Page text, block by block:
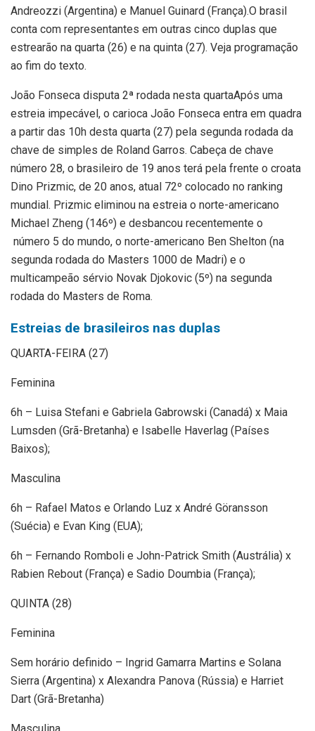
Andreozzi (Argentina) e Manuel Guinard (França).O brasil
conta com representantes em outras cinco duplas que
estrearão na quarta (26) e na quinta (27). Veja programação
ao fim do texto.
João Fonseca disputa 2ª rodada nesta quartaApós uma
estreia impecável, o carioca João Fonseca entra em quadra
a partir das 10h desta quarta (27) pela segunda rodada da
chave de simples de Roland Garros. Cabeça de chave
número 28, o brasileiro de 19 anos terá pela frente o croata
Dino Prizmic, de 20 anos, atual 72º colocado no ranking
mundial. Prizmic eliminou na estreia o norte-americano
Michael Zheng (146º) e desbancou recentemente o
número 5 do mundo, o norte-americano Ben Shelton (na
segunda rodada do Masters 1000 de Madri) e o
multicampeão sérvio Novak Djokovic (5º) na segunda
rodada do Masters de Roma.
Estreias de brasileiros nas duplas
QUARTA-FEIRA (27)
Feminina
6h – Luisa Stefani e Gabriela Gabrowski (Canadá) x Maia
Lumsden (Grã-Bretanha) e Isabelle Haverlag (Países
Baixos);
Masculina
6h – Rafael Matos e Orlando Luz x André Göransson
(Suécia) e Evan King (EUA);
6h – Fernando Romboli e John-Patrick Smith (Austrália) x
Rabien Rebout (França) e Sadio Doumbia (França);
QUINTA (28)
Feminina
Sem horário definido – Ingrid Gamarra Martins e Solana
Sierra (Argentina) x Alexandra Panova (Rússia) e Harriet
Dart (Grã-Bretanha)